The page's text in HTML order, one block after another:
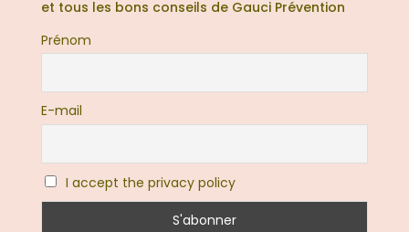
et tous les bons conseils de Gauci Prévention
Prénom
E-mail
I accept the privacy policy